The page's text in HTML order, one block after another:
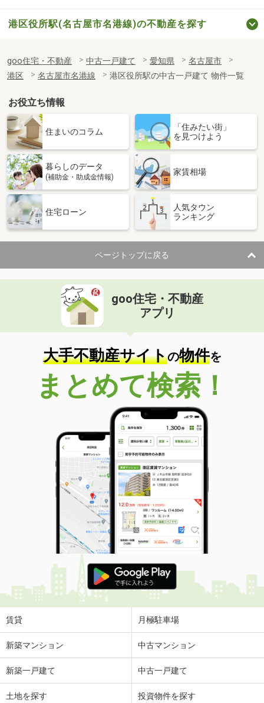
港区役所駅(名古屋市名港線)の不動産を探す
goo住宅・不動産 中古一戸建て 愛知県
名古屋市
港区
名古屋市名港線 港区役所駅の中古一戸建て 物件一覧
お役立ち情報
住まいのコラム
「住みたい街」
を見つけよう
暮らしのデータ
(補助金・助成金情報)
家賃相場
住宅ローン
人気タウン
ランキング
ページトップに戻る
goo住宅・不動産
アプリ
大手不動産サイトの物件を
まとめて検索！
賃貸 月極駐車場
新築マンション 中古マンション
新築一戸建て 中古一戸建て
土地を探す 投資物件を探す